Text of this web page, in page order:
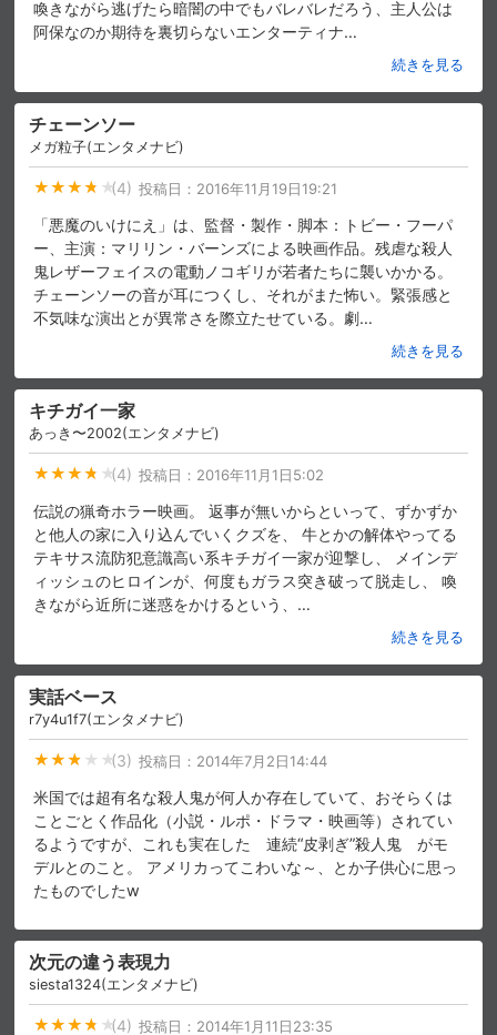
視聴デバイス一覧
スマホなどでRakuten TVを視聴する際のデ
パスコード設定
視聴年齢制限の変更時にパスコード入力が
メルマガの配信停止、配信先のメールアド
定額見放題解約
定額見放題コンテンツの解約はこちらから
可能です。
喚きながら逃げたら暗闇の中でもバレバレだろう、主人公は
阿保なのか期待を裏切らないエンターティナ…
続きを見る
チェーンソー
メガ粒子(エンタメナビ)
(4) 投稿日： 2016年11月19日19:21
「悪魔のいけにえ」は、監督・製作・脚本：トビー・フーパ
ー、主演：マリリン・バーンズによる映画作品。残虐な殺人
鬼レザーフェイスの電動ノコギリが若者たちに襲いかかる。
チェーンソーの音が耳につくし、それがまた怖い。緊張感と
不気味な演出とが異常さを際立たせている。劇…
続きを見る
キチガイ一家
あっき〜2002(エンタメナビ)
(4) 投稿日： 2016年11月1日5:02
伝説の猟奇ホラー映画。 返事が無いからといって、ずかずか
と他人の家に入り込んでいくクズを、 牛とかの解体やってる
テキサス流防犯意識高い系キチガイ一家が迎撃し、 メインデ
ィッシュのヒロインが、何度もガラス突き破って脱走し、 喚
きながら近所に迷惑をかけるという、 …
続きを見る
実話ベース
r7y4u1f7(エンタメナビ)
(3) 投稿日： 2014年7月2日14:44
米国では超有名な殺人鬼が何人か存在していて、おそらくは
ことごとく作品化（小説・ルポ・ドラマ・映画等）されてい
るようですが、これも実在した 連続“皮剥ぎ”殺人鬼 がモ
デルとのこと。 アメリカってこわいな～、とか子供心に思っ
たものでしたw
次元の違う表現力
siesta1324(エンタメナビ)
(4) 投稿日： 2014年1月11日23:35